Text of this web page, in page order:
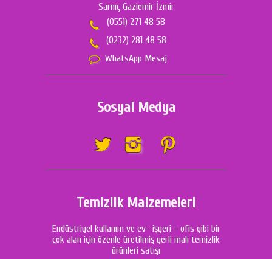
Sarnıç Gaziemir İzmir
(0551) 271 48 58
(0232) 281 48 58
WhatsApp Mesaj
Sosyal Medya
Temizlik Malzemeleri
Endüstriyel kullanım ve ev- işyeri - ofis gibi bir
çok alan için özenle üretilmiş yerli malı temizlik
ürünleri satışı